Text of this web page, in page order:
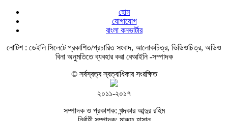
হোম
যোগাযোগ
বাংলা কনভার্টার
নোটিশ : ডেইলি সিলেটে প্রকাশিত/প্রচারিত সংবাদ, আলোকচিত্র, ভিডিওচিত্র, অডিও
বিনা অনুমতিতে ব্যবহার করা বেআইনি -সম্পাদক
© সর্বস্বত্ব স্বত্বাধিকার সংরক্ষিত
২০১১-২০১৭
সম্পাদক ও প্রকাশক: খন্দকার আব্দুর রহিম